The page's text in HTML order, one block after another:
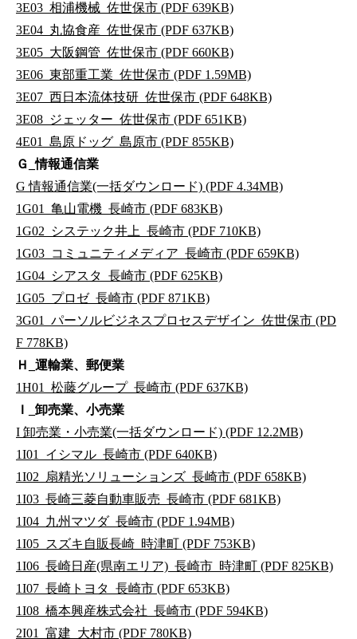
3E03_相浦機械_佐世保市 (PDF 639KB)
3E04_丸協食産_佐世保市 (PDF 637KB)
3E05_大阪鋼管_佐世保市 (PDF 660KB)
3E06_東部重工業_佐世保市 (PDF 1.59MB)
3E07_西日本流体技研_佐世保市 (PDF 648KB)
3E08_ジェッター_佐世保市 (PDF 651KB)
4E01_島原ドッグ_島原市 (PDF 855KB)
Ｇ_情報通信業
G 情報通信業(一括ダウンロード) (PDF 4.34MB)
1G01_亀山電機_長崎市 (PDF 683KB)
1G02_システック井上_長崎市 (PDF 710KB)
1G03_コミュニティメディア_長崎市 (PDF 659KB)
1G04_シアスタ_長崎市 (PDF 625KB)
1G05_プロゼ_長崎市 (PDF 871KB)
3G01_パーソルビジネスプロセスデザイン_佐世保市 (PD
F 778KB)
Ｈ_運輸業、郵便業
1H01_松藤グループ_長崎市 (PDF 637KB)
Ｉ_卸売業、小売業
I 卸売業・小売業(一括ダウンロード) (PDF 12.2MB)
1I01_イシマル_長崎市 (PDF 640KB)
1I02_扇精光ソリューションズ_長崎市 (PDF 658KB)
1I03_長崎三菱自動車販売_長崎市 (PDF 681KB)
1I04_九州マツダ_長崎市 (PDF 1.94MB)
1I05_スズキ自販長崎_時津町 (PDF 753KB)
1I06_長崎日産(県南エリア)_長崎市_時津町 (PDF 825KB)
1I07_長崎トヨタ_長崎市 (PDF 653KB)
1I08_橋本興産株式会社_長崎市 (PDF 594KB)
2I01_富建_大村市 (PDF 780KB)